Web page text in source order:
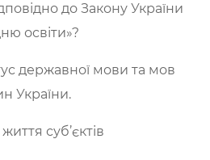
до Закону України
освіти»?
державної мови та мов
України.
суб’єктів